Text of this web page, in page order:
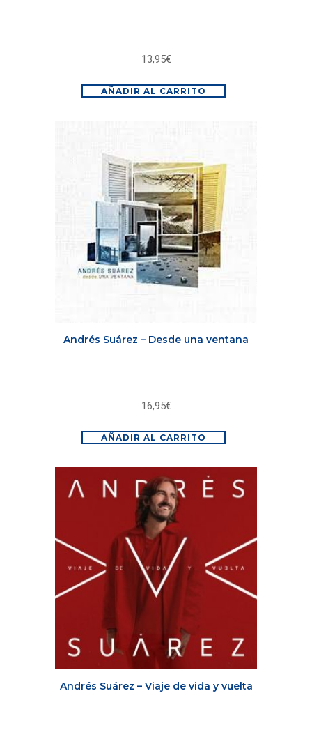
13,95€
AÑADIR AL CARRITO
Andrés Suárez – Desde una ventana
16,95€
AÑADIR AL CARRITO
Andrés Suárez – Viaje de vida y vuelta